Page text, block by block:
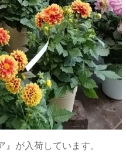
が入荷しています。